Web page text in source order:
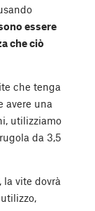
essere
che ciò
che tenga
avere una
utilizziamo
da 3,5
la vite dovrà